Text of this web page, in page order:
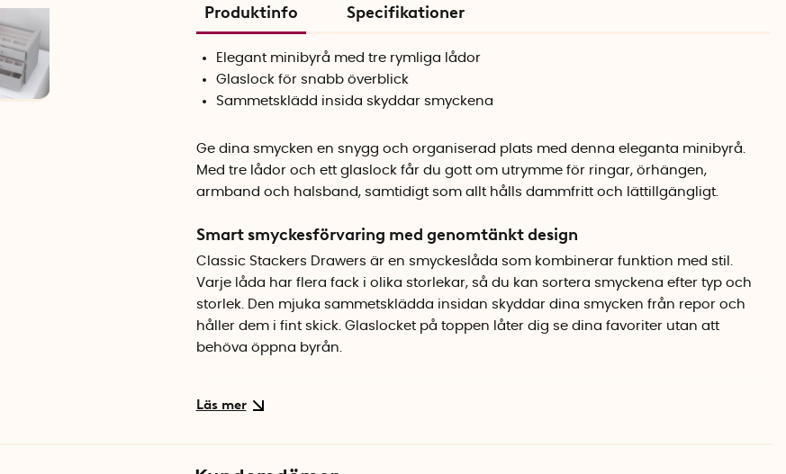
Produktinfo Specifikationer
Elegant minibyrå med tre rymliga lådor
Glaslock för snabb överblick
Sammetsklädd insida skyddar smyckena
Ge dina smycken en snygg och organiserad plats med denna eleganta minibyrå.
Med tre lådor och ett glaslock får du gott om utrymme för ringar, örhängen,
armband och halsband, samtidigt som allt hålls dammfritt och lättillgängligt.
Smart smyckesförvaring med genomtänkt design
Classic Stackers Drawers är en smyckeslåda som kombinerar funktion med stil.
Varje låda har flera fack i olika storlekar, så du kan sortera smyckena efter typ och
storlek. Den mjuka sammetsklädda insidan skyddar dina smycken från repor och
håller dem i fint skick. Glaslocket på toppen låter dig se dina favoriter utan att
behöva öppna byrån.